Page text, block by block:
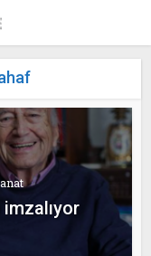
imzalıyor